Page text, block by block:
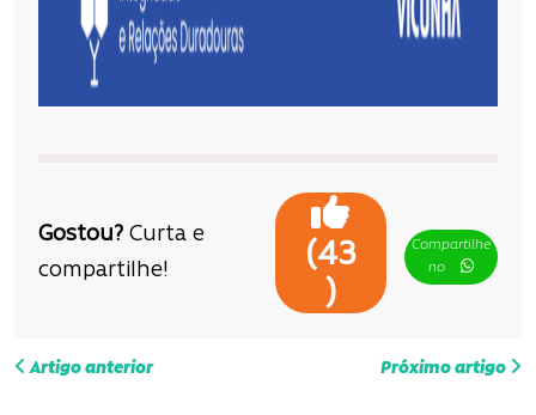
Gostou? Curta e
compartilhe!
(43
)
Compartilhe
no
N
Artigo anterior Próximo artigo